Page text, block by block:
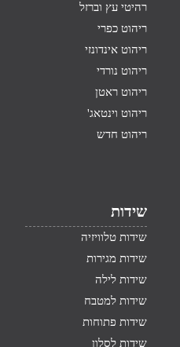
רהיטי עץ וברזל
ריהוט כפרי
ריהוט אינדונזי
ריהוט נורדי
ריהוט ראטן
ריהוט וינטאג'
ריהוט חדש
שידות
שידות טלוויזיה
שידות מגירות
שידות לילה
שידות למטבח
שידות פתוחות
שידות לסלון